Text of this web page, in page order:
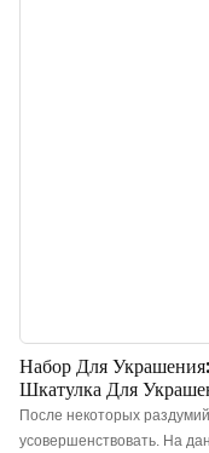
Набор Для
Шкатулка Для
- Annaigee
После некоторых
усовершенствовать. На